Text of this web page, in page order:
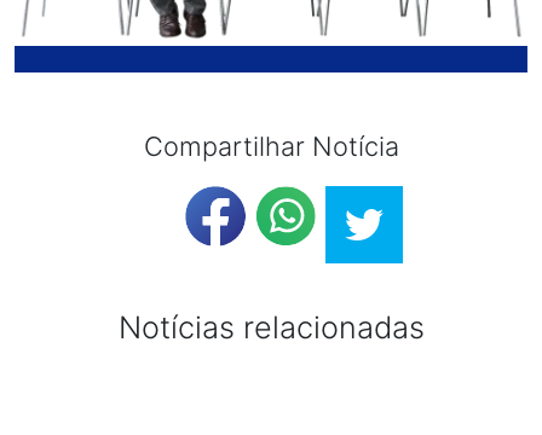
Compartilhar Notícia
Notícias relacionadas